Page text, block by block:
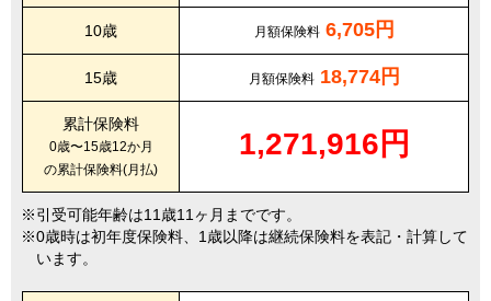
10歳 月額保険料 6,705円
15歳 月額保険料 18,774円
累計保険料
0歳〜15歳12か月
の累計保険料(月払)
1,271,916円
引受可能年齢は11歳11ヶ月までです。
0歳時は初年度保険料、1歳以降は継続保険料を表記・計算して
います。